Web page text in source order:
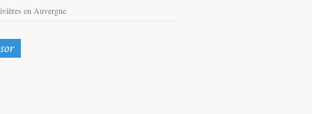
en Auvergne